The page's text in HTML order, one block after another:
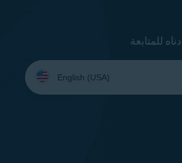
Select
your
language: